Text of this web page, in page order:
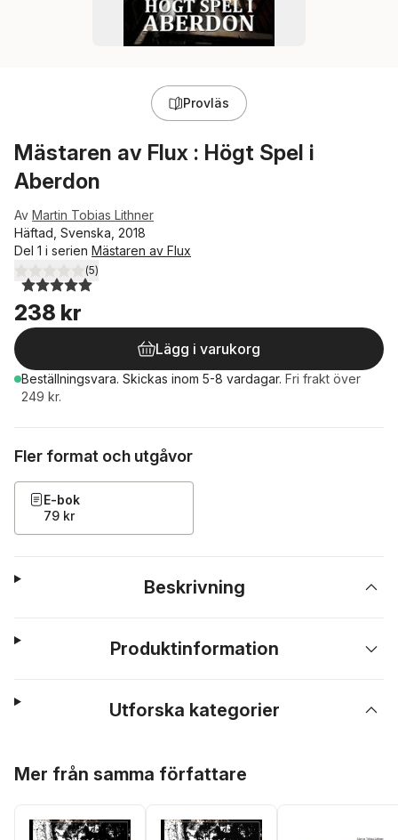
Provläs
Mästaren av Flux : Högt Spel i
Aberdon
Av Martin Tobias Lithner
Häftad, Svenska, 2018
Del 1 i serien Mästaren av Flux
5,0utav 5 stjärnor. Totalt antal röster:
(5)
238 kr
Lägg i varukorg
Beställningsvara. Skickas inom 5-8 vardagar. Fri frakt över
249 kr.
Fler format och utgåvor
E-bok
79 kr
Beskrivning
Produktinformation
Utforska kategorier
Mer från samma författare